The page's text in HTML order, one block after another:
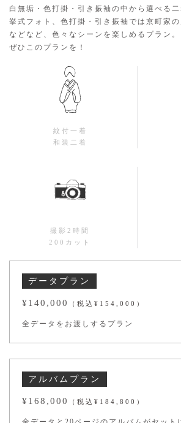
白無垢・色打掛・引き振袖の中から選べる
挙式フォト、色打掛・引き振袖では京町家
などなど、色々なシーンを楽しめるプラン
ぜひこのプランを！
紋付一着
和装二着
撮影2時間
200カット
データプラン
¥140,000 （税込¥154,000）
全データをお渡しするプラン
アルバムプラン
¥168,000 （税込¥184,800）